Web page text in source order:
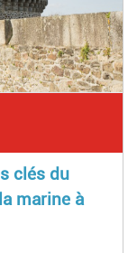
clés du
marine à